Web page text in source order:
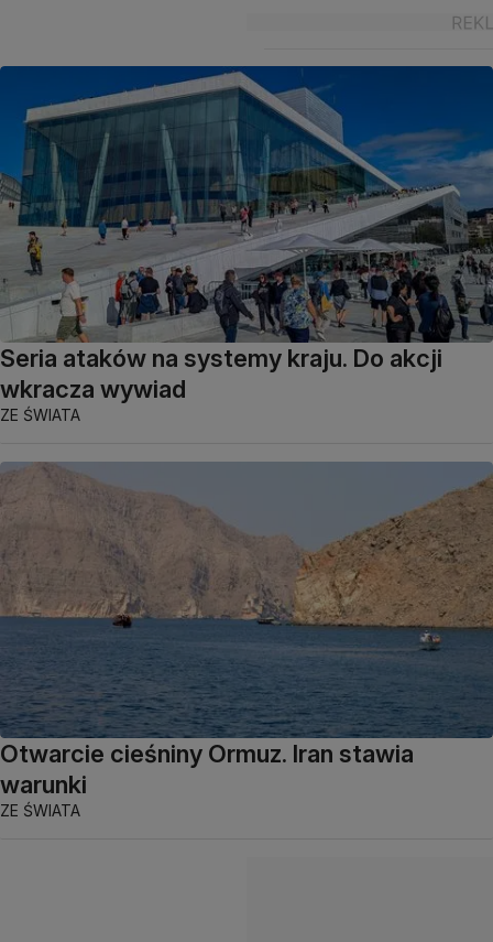
Seria ataków na systemy kraju. Do akcji
wkracza wywiad
ZE ŚWIATA
Otwarcie cieśniny Ormuz. Iran stawia
warunki
ZE ŚWIATA